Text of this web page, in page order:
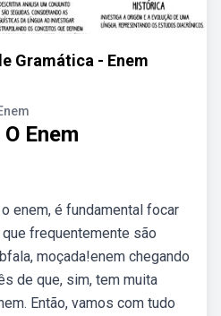
Gramática - Enem
Enem
enem, é fundamental focar
frequentemente são
moçada!enem chegando
de que, sim, tem muita
Então, vamos com tudo